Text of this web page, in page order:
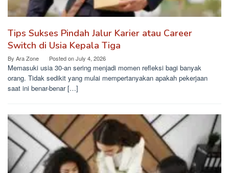
Tips Sukses Pindah Jalur Karier atau Career
Switch di Usia Kepala Tiga
By Ara Zone Posted onJuly 4, 2026
Memasuki usia 30-an sering menjadi momen refleksi bagi banyak
orang. Tidak sedikit yang mulai mempertanyakan apakah pekerjaan
saat ini benar-benar […]